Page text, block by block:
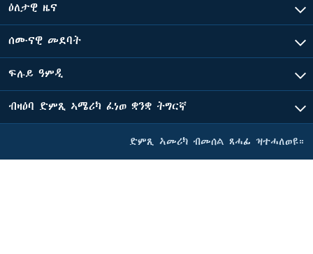
ዕለታዊ ዜና
ሰሙናዊ መደባት
ፍሉይ ዓምዲ
ብዛዕባ ድምጺ ኣሜሪካ ፈነወ ቋንቋ ትግርኛ
ድምጺ ኣመሪካ ብመሰል ጸሓፊ ዝተሓለወዩ።